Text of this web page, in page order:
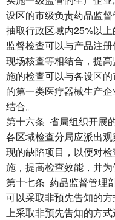
设区的市级负责药品监
抽取行政区域内25%以上
监督检查可以与产品注
现场核查等相结合，提
施的检查可以与各设区
的第一类医疗器械生产
结合。
第十六条 省局组织开展
各区域检查分局应派出
现的缺陷项目，以便对
施，提高检查效能，并为
第十七条 药品监督管理
可以采取非预先告知的
上采取非预先告知的方式